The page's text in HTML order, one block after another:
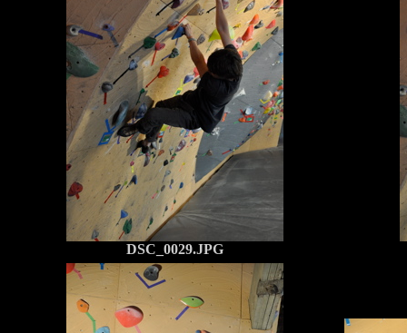
DSC_0029.JPG